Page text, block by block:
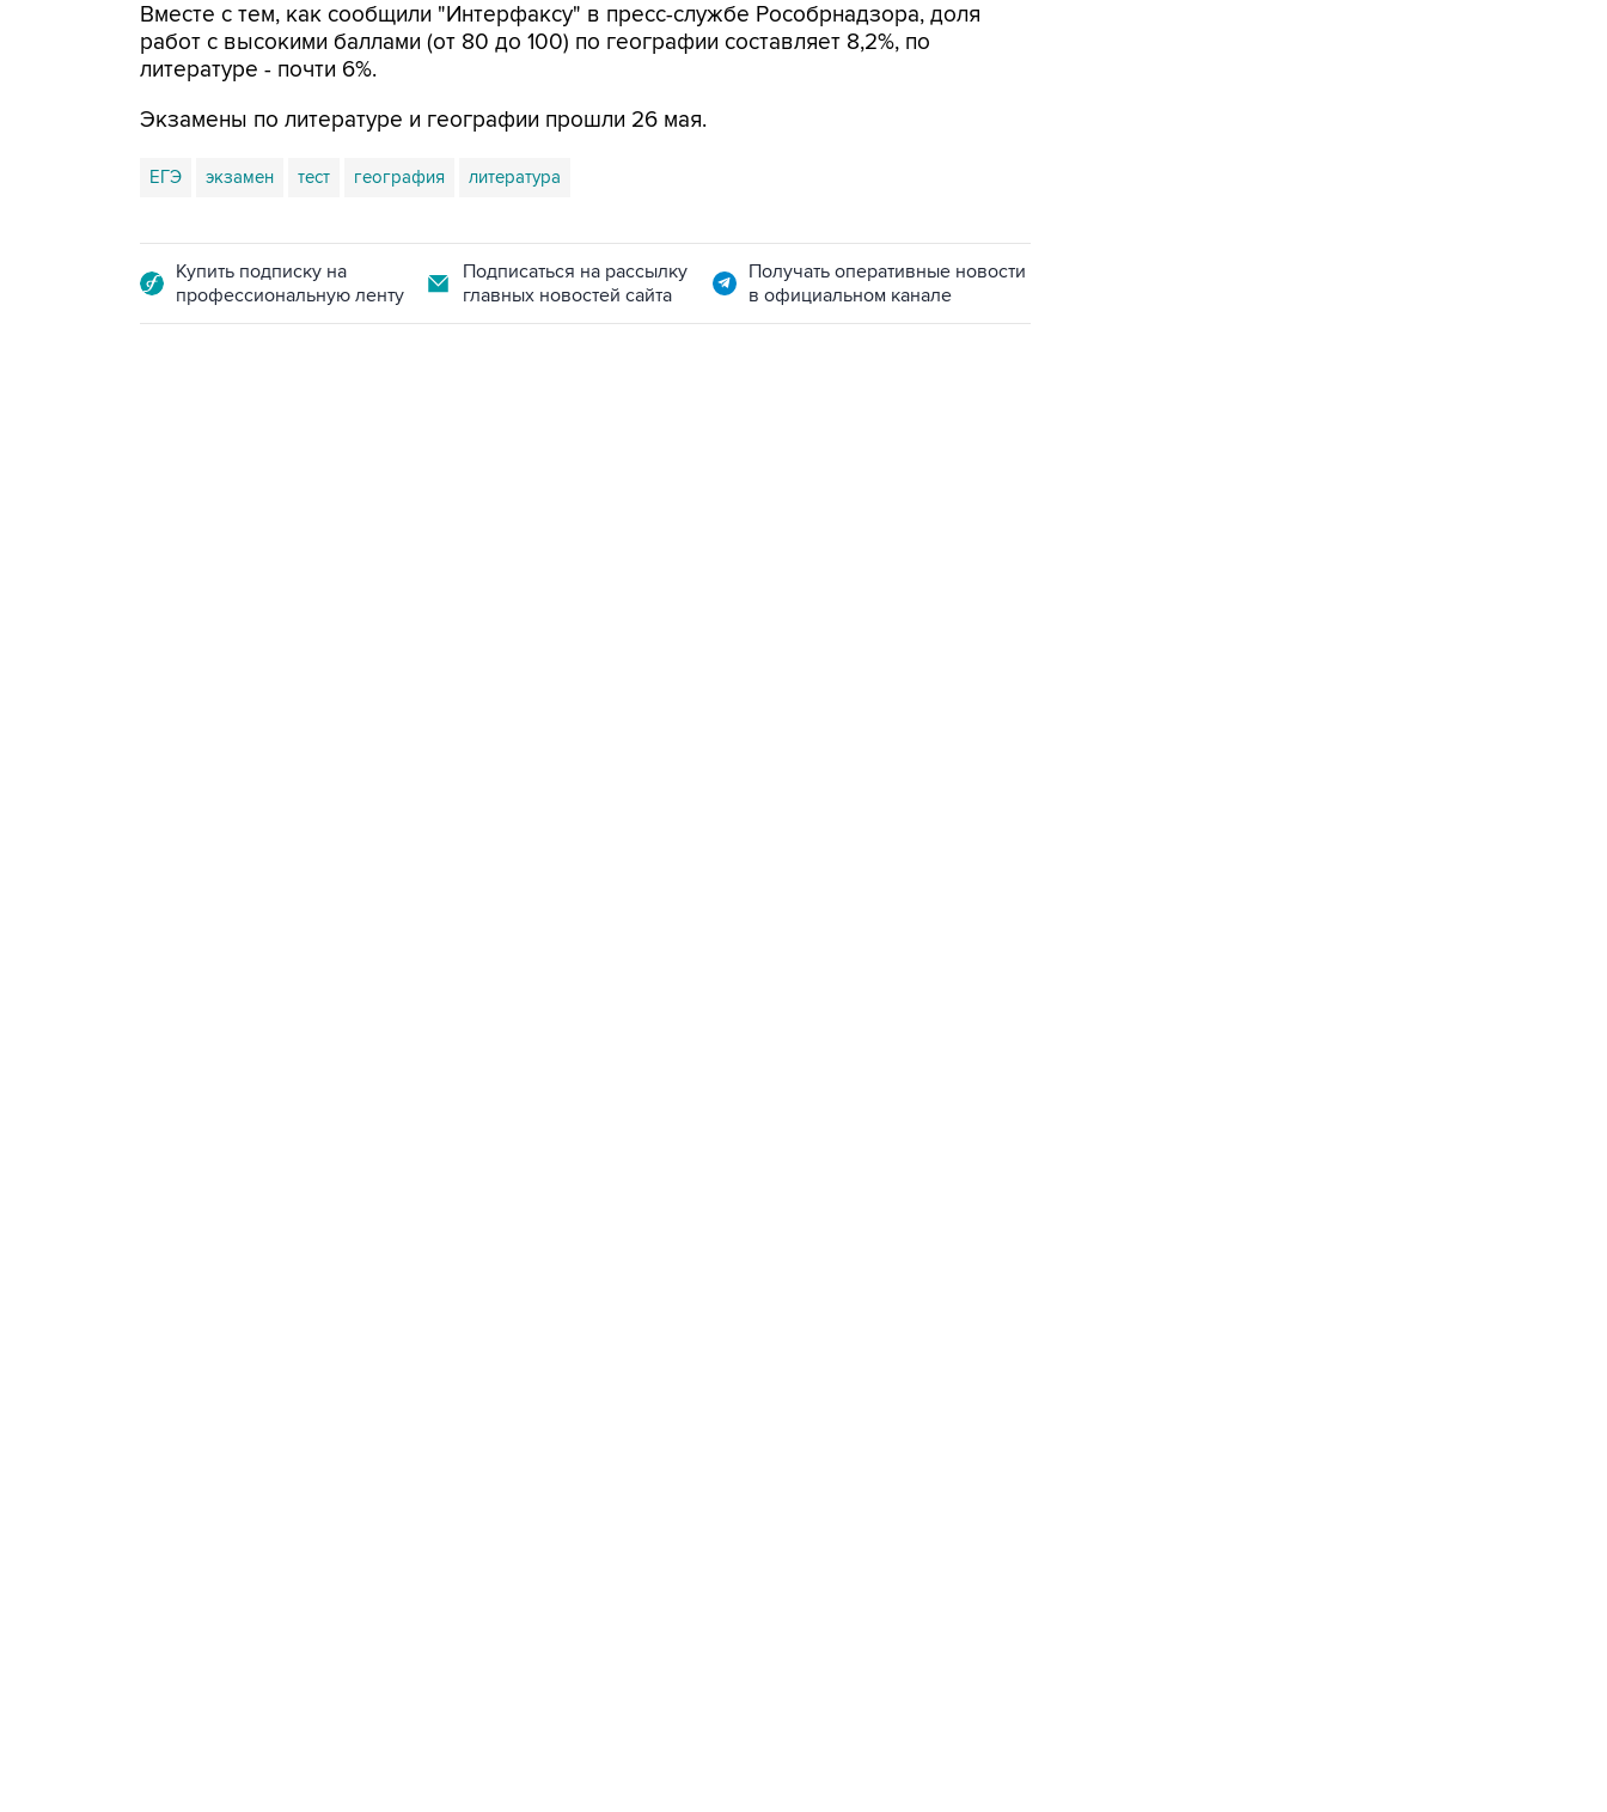
Вместе с тем, как сообщили "Интерфаксу" в пресс-службе Рособрнадзора, доля
работ с высокими баллами (от 80 до 100) по географии составляет 8,2%, по
литературе - почти 6%.
Экзамены по литературе и географии прошли 26 мая.
ЕГЭ экзамен тест география литература
Купить подписку на
профессиональную ленту
Подписаться на рассылку
главных новостей сайта
Получать оперативные новости
в официальном канале